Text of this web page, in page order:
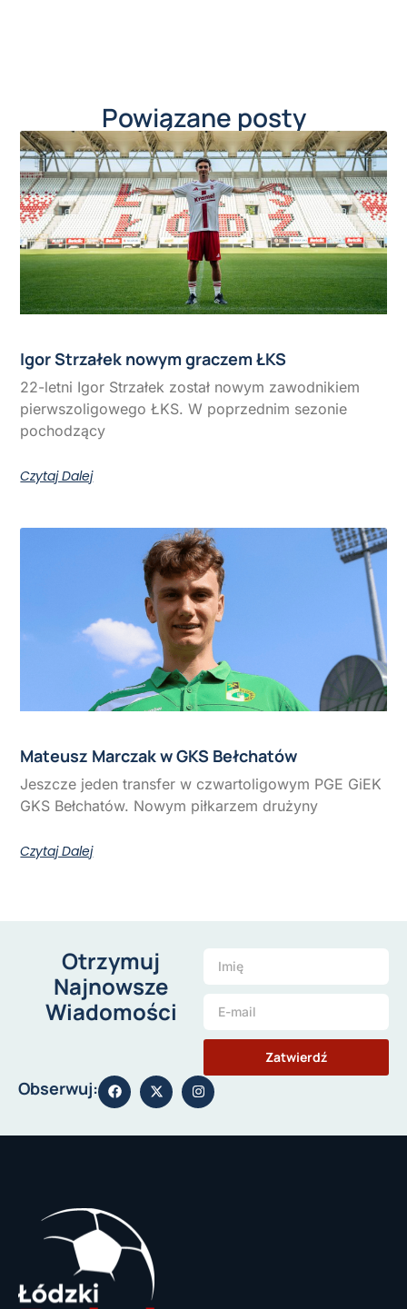
Powiązane posty
Igor Strzałek nowym graczem ŁKS
22-letni Igor Strzałek został nowym zawodnikiem
pierwszoligowego ŁKS. W poprzednim sezonie
pochodzący
Czytaj Dalej
Mateusz Marczak w GKS Bełchatów
Jeszcze jeden transfer w czwartoligowym PGE GiEK
GKS Bełchatów. Nowym piłkarzem drużyny
Czytaj Dalej
Otrzymuj
Najnowsze
Wiadomości
Zatwierdź
Obserwuj: